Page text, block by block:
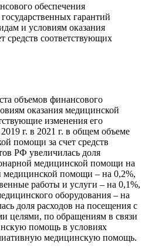
обеспечения
гарантий
и условиям оказания
средств соответствующих
объемов финансового
оказания медицинской
изменения его
г. в 2021 г. в общем объеме
помощи за счет средств
РФ увеличилась доля
медицинской помощи на
медицинской помощи – на 0,2%,
работы и услуги – на 0,1%,
оборудования – на
доля расходов на посещения с
целями, по обращениям в связи
помощь в условиях
медицинскую помощь.